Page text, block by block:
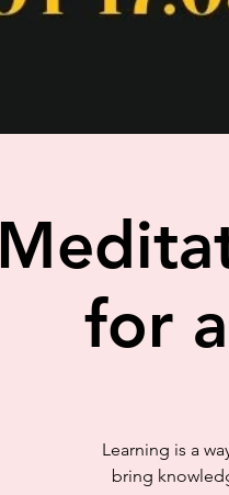
for
Learning is a
bring